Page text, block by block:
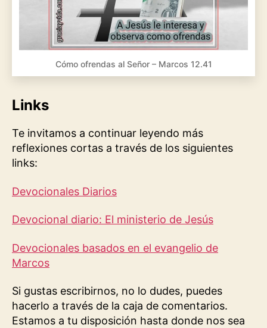
Cómo ofrendas al Señor – Marcos 12.41
Links
Te invitamos a continuar leyendo más
reflexiones cortas a través de los siguientes
links:
Devocionales Diarios
Devocional diario: El ministerio de Jesús
Devocionales basados en el evangelio de
Marcos
Si gustas escribirnos, no lo dudes, puedes
hacerlo a través de la caja de comentarios.
Estamos a tu disposición hasta donde nos sea